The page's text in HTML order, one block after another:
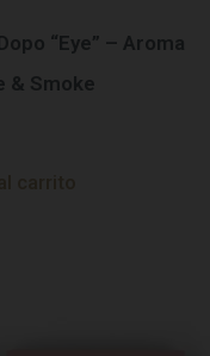
“Eye” – Aroma
& Smoke